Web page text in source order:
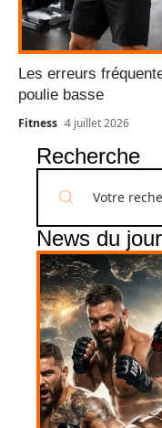
Les erreurs
poulie basse
Fitness 4 juillet 2026
Recherche
News du jour